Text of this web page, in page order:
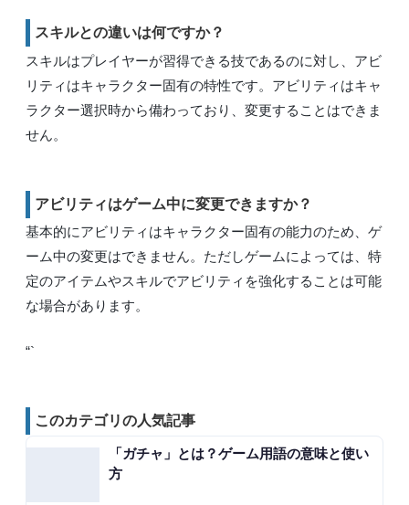
スキルとの違いは何ですか？
スキルはプレイヤーが習得できる技であるのに対し、アビ
リティはキャラクター固有の特性です。アビリティはキャ
ラクター選択時から備わっており、変更することはできま
せん。
アビリティはゲーム中に変更できますか？
基本的にアビリティはキャラクター固有の能力のため、ゲ
ーム中の変更はできません。ただしゲームによっては、特
定のアイテムやスキルでアビリティを強化することは可能
な場合があります。
“`
このカテゴリの人気記事
「ガチャ」とは？ゲーム用語の意味と使い
方